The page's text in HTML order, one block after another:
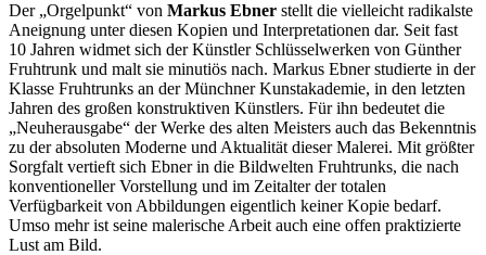
Der „Orgelpunkt“ von Markus Ebner stellt die vielleicht radikalste
Aneignung unter diesen Kopien und Interpretationen dar. Seit fast
10 Jahren widmet sich der Künstler Schlüsselwerken von Günther
Fruhtrunk und malt sie minutiös nach. Markus Ebner studierte in der
Klasse Fruhtrunks an der Münchner Kunstakademie, in den letzten
Jahren des großen konstruktiven Künstlers. Für ihn bedeutet die
„Neuherausgabe“ der Werke des alten Meisters auch das Bekenntnis
zu der absoluten Moderne und Aktualität dieser Malerei. Mit größter
Sorgfalt vertieft sich Ebner in die Bildwelten Fruhtrunks, die nach
konventioneller Vorstellung und im Zeitalter der totalen
Verfügbarkeit von Abbildungen eigentlich keiner Kopie bedarf.
Umso mehr ist seine malerische Arbeit auch eine offen praktizierte
Lust am Bild.